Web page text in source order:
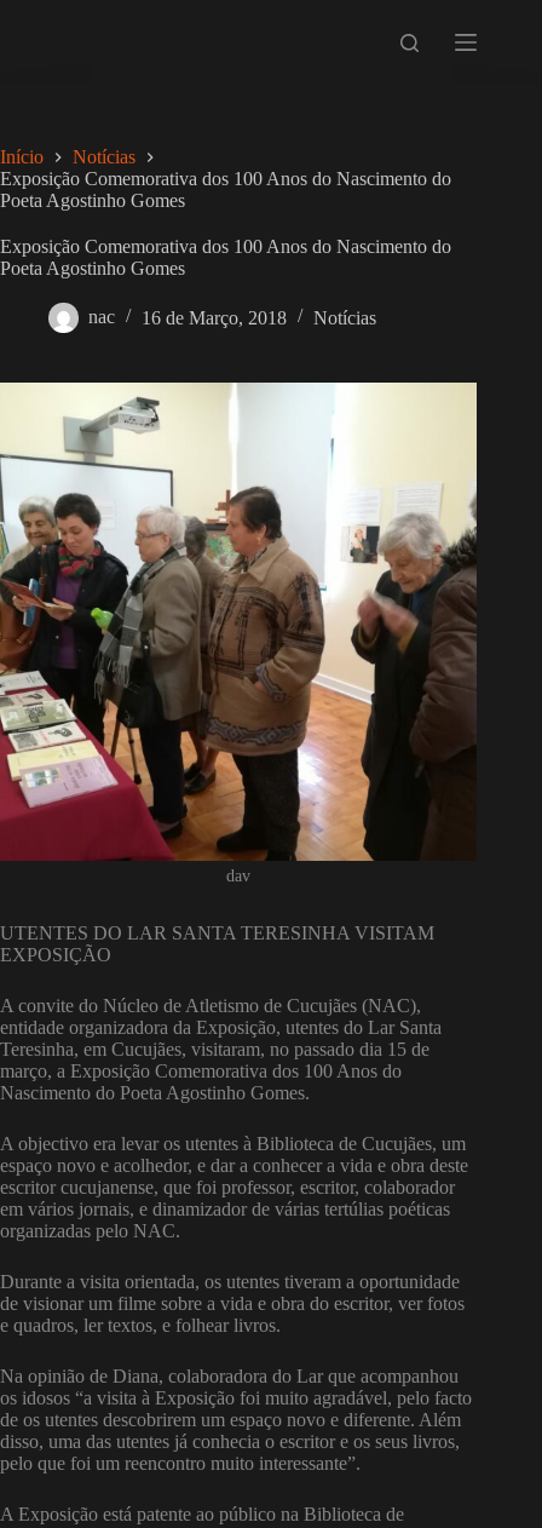
Início
Notícias
Exposição Comemorativa dos 100 Anos do Nascimento do
Poeta Agostinho Gomes
Exposição Comemorativa dos 100 Anos do Nascimento do
Poeta Agostinho Gomes
nac 16 de Março, 2018 Notícias
dav
UTENTES DO LAR SANTA TERESINHA VISITAM
EXPOSIÇÃO
A convite do Núcleo de Atletismo de Cucujães (NAC),
entidade organizadora da Exposição, utentes do Lar Santa
Teresinha, em Cucujães, visitaram, no passado dia 15 de
março, a Exposição Comemorativa dos 100 Anos do
Nascimento do Poeta Agostinho Gomes.
A objectivo era levar os utentes à Biblioteca de Cucujães, um
espaço novo e acolhedor, e dar a conhecer a vida e obra deste
escritor cucujanense, que foi professor, escritor, colaborador
em vários jornais, e dinamizador de várias tertúlias poéticas
organizadas pelo NAC.
Durante a visita orientada, os utentes tiveram a oportunidade
de visionar um filme sobre a vida e obra do escritor, ver fotos
e quadros, ler textos, e folhear livros.
Na opinião de Diana, colaboradora do Lar que acompanhou
os idosos “a visita à Exposição foi muito agradável, pelo facto
de os utentes descobrirem um espaço novo e diferente. Além
disso, uma das utentes já conhecia o escritor e os seus livros,
pelo que foi um reencontro muito interessante”.
A Exposição está patente ao público na Biblioteca de